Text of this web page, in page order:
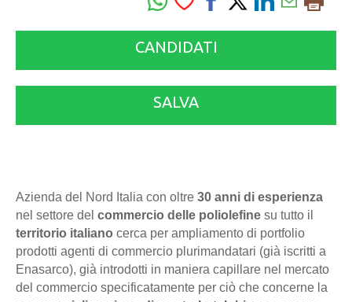
CANDIDATI
SALVA
Azienda del Nord Italia con oltre 30 anni di esperienza
nel settore del commercio delle poliolefine su tutto il
territorio italiano cerca per ampliamento di portfolio
prodotti agenti di commercio plurimandatari (già iscritti a
Enasarco), già introdotti in maniera capillare nel mercato
del commercio specificatamente per ciò che concerne la